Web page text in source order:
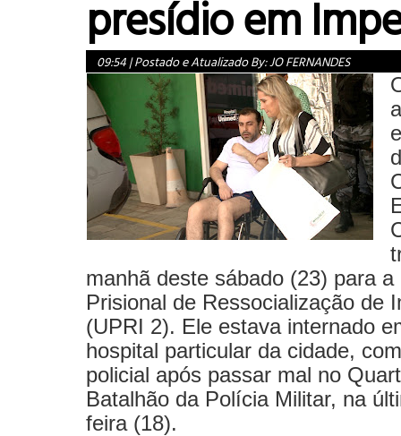
presídio em
09:54|Postado e Atualizado By:JO FERNANDES
manhã deste sábado (23) para a
Prisional de Ressocialização de
(UPRI 2). Ele estava internado
hospital particular da cidade,
policial após passar mal no
Batalhão da Polícia Militar, na
feira (18).